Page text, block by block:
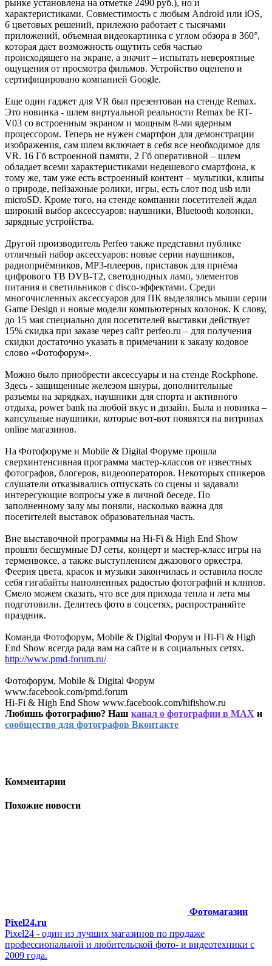
рынке установлена на отметке 2490 руб.), но и
характеристиками. Совместимость с любым Android или iOS,
6 цветовых решений, прилежно работает с тысячами
приложений, объемная видеокартинка с углом обзора в 360°,
которая дает возможность ощутить себя частью
происходящего на экране, а значит – испытать невероятные
ощущения от просмотра фильмов. Устройство оценено и
сертифицировано компанией Google.
Еще один гаджет для VR был презентован на стенде Remax.
Это новинка - шлем виртуальной реальности Remax be RT-
V03 со встроенным экраном и мощным 8-ми ядерным
процессором. Теперь не нужен смартфон для демонстрации
изображения, сам шлем включает в себя все необходимое для
VR. 16 Гб встроенной памяти, 2 Гб оперативной – шлем
обладает всеми характеристиками недешевого смартфона, к
тому же, там уже есть встроенный контент – мультики, клипы
о природе, пейзажные ролики, игры, есть слот под usb или
microSD. Кроме того, на стенде компании посетителей ждал
широкий выбор аксессуаров: наушники, Bluetooth колонки,
зарядные устройства.
Другой производитель Perfeo также представил публике
отличный набор аксессуаров: новые серии наушников,
радиоприёмников, MP3-плееров, приставок для приёма
цифрового ТВ DVB-T2, светодиодных ламп, элементов
питания и светильников с disco-эффектами. Среди
многочисленных аксессуаров для ПК выделялись мыши серии
Game Design и новые модели компьютерных колонок. К слову,
до 15 мая специально для посетителей выставки действует
15% скидка при заказе через сайт perfeo.ru – для получения
скидки достаточно указать в примечании к заказу кодовое
слово «Фотофорум».
Можно было приобрести аксессуары и на стенде Rockphone.
Здесь - защищенные железом шнуры, дополнительные
разъемы на зарядках, наушники для спорта и активного
отдыха, power bank на любой вкус и дизайн. Была и новинка –
капсульные наушники, которые вот-вот появятся на витринах
online магазинов.
На Фотофоруме и Mobile & Digital Форуме прошла
сверхинтенсивная программа мастер-классов от известных
фотографов, блогеров, видеооператоров. Некоторых спикеров
слушатели отказывались отпускать со сцены и задавали
интересующие вопросы уже в личной беседе. По
заполненному залу мы поняли, насколько важна для
посетителей выставок образовательная часть.
Вне выставочной программы на Hi-Fi & High End Show
прошли бесшумные DJ сеты, концерт и мастер-класс игры на
терменвоксе, а также выступлением джазового оркестра.
Феерия цвета, красок и музыки закончилась и оставила после
себя гигабайты наполненных радостью фотографий и клипов.
Смело можем сказать, что все для прихода тепла и лета мы
подготовили. Делитесь фото в соцсетях, распространяйте
праздник.
Команда Фотофорум, Mobile & Digital Форум и Hi-Fi & High
End Show всегда рада вам на сайте и в социальных сетях.
http://www.pmd-forum.ru/
Фотофорум, Mobile & Digital Форум
www.facebook.com/pmd.forum
Hi-Fi & High End Show www.facebook.com/hifishow.ru
Любишь фотографию? Наш канал о фотографии в MAX и
сообщество для фотографов Вконтакте
Комментарии
Похожие новости
Фотомагазин
Pixel24.ru
Pixel24 - один из лучших магазинов по продаже
профессиональной и любительской фото- и видеотехники с
2009 года.